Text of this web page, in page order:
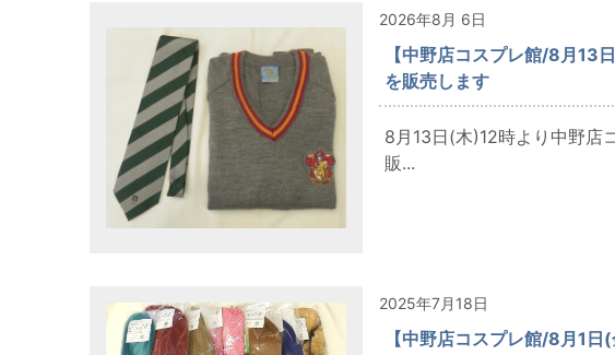
2026年8月 6日
【中野店コスプレ館/8月13
を販売します
8月13日(木)12時より中野店
販...
2025年7月18日
【中野店コスプレ館/8月1